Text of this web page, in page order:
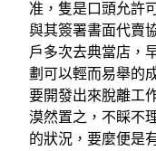
准，隻是口頭允許
與其簽署書面代賣
戶多次去典當店，
劃可以輕而易舉的
要開發出來脫離工
漠然置之，不睬不
的狀況，要麼便是